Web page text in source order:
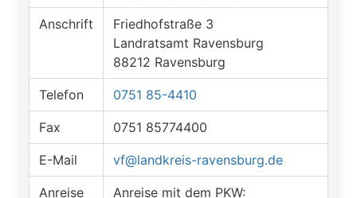
Anschrift
Friedhofstraße 3
Landratsamt Ravensburg
88212 Ravensburg
Telefon 0751 85-4410
Fax 0751 85774400
E-Mail vf@landkreis-ravensburg.de
Anreise Anreise mit dem PKW: